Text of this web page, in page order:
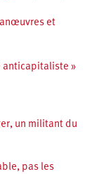
et
anticapitaliste »
un militant du
pas les